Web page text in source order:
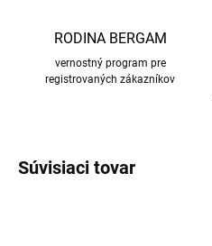
RODINA BERGAM
vernostný program pre
registrovaných zákazníkov
Súvisiaci tovar